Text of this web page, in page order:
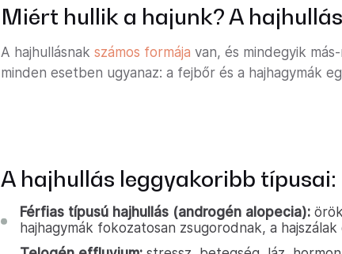
Miért hullik a hajunk? A
A hajhullásnak számos formája van, és mindegyik
minden esetben ugyanaz: a fejbőr és a hajhagymák
A hajhullás leggyakoribb típusai:
Férfias típusú hajhullás (androgén alopecia):
hajhagymák fokozatosan zsugorodnak, a